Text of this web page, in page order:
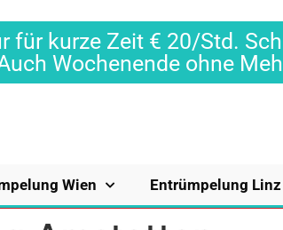
für kurze Zeit € 20/Std.
Wochenende ohne
Wien Entrümpelung Linz